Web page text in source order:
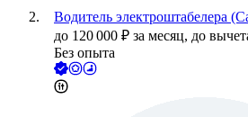
Водитель электроштабелера
до 120 000 ₽ за месяц, до
Без опыта